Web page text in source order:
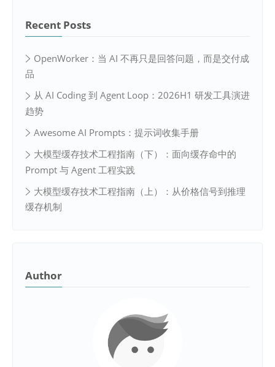
Recent Posts
OpenWorker：当 AI 不再只是回答问题，而是交付成
品
从 AI Coding 到 Agent Loop：2026H1 研发工具演进
趋势
Awesome AI Prompts：提示词收集手册
大模型缓存技术工程指南（下）：面向缓存命中的
Prompt 与 Agent 工程实践
大模型缓存技术工程指南（上）：从价格信号到推理
缓存机制
Author